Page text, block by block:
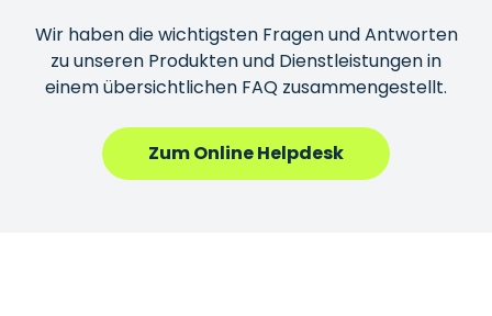
Wir haben die wichtigsten Fragen und Antworten
zu unseren Produkten und Dienstleistungen in
einem übersichtlichen FAQ zusammengestellt.
Zum Online Helpdesk